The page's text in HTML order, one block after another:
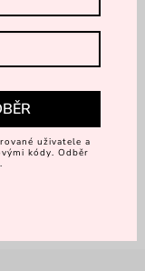
uživatele a
kódy. Odběr